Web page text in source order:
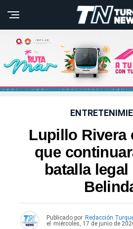
Lupillo Rivera
que
batalla
Publicado por Redacción
el
miércoles, 17 de junio de